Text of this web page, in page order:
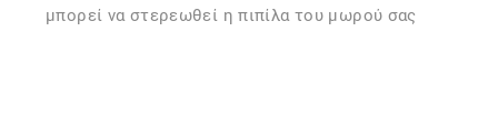
μπορεί να στερεωθεί η πιπίλα του μωρού σας